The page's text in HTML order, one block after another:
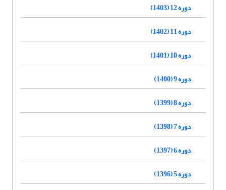
دوره 12 (1403)
دوره 11 (1402)
دوره 10 (1401)
دوره 9 (1400)
دوره 8 (1399)
دوره 7 (1398)
دوره 6 (1397)
دوره 5 (1396)